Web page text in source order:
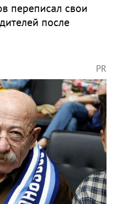
переписал свои
после
PR